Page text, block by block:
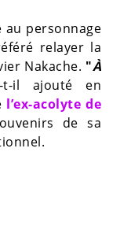
au personnage
relayer la
Nakache. "À
il ajouté en
l’ex-acolyte de
de sa